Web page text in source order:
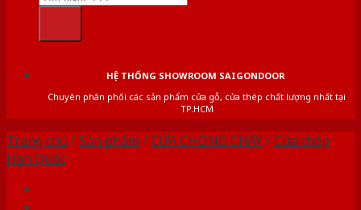
HỆ THỐNG SHOWROOM SAIGONDOOR
Chuyên phân phối các sản phẩm cửa gỗ, cửa thép chất lượng nhất tại
TP.HCM
Trang chủ /Sản phẩm /CỬA CHỐNG CHÁY/Cửa thép
Hàn Quốc